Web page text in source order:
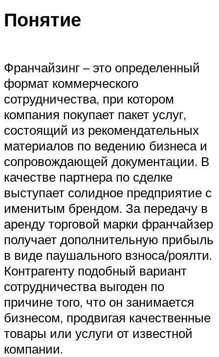
Понятие
Франчайзинг – это определенный
формат коммерческого
сотрудничества, при котором
компания покупает пакет услуг,
состоящий из рекомендательных
материалов по ведению бизнеса и
сопровождающей документации. В
качестве партнера по сделке
выступает солидное предприятие с
именитым брендом. За передачу в
аренду торговой марки франчайзер
получает дополнительную прибыль
в виде паушального взноса/роялти.
Контрагенту подобный вариант
сотрудничества выгоден по
причине того, что он занимается
бизнесом, продвигая качественные
товары или услуги от известной
компании.